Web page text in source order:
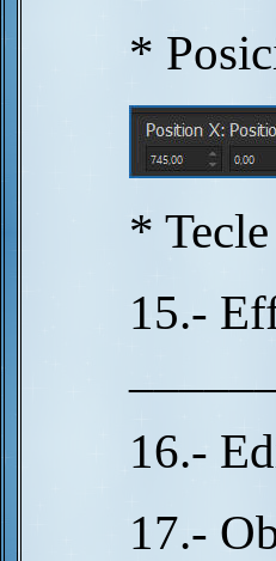
*
*
15.-
16.-
17.-